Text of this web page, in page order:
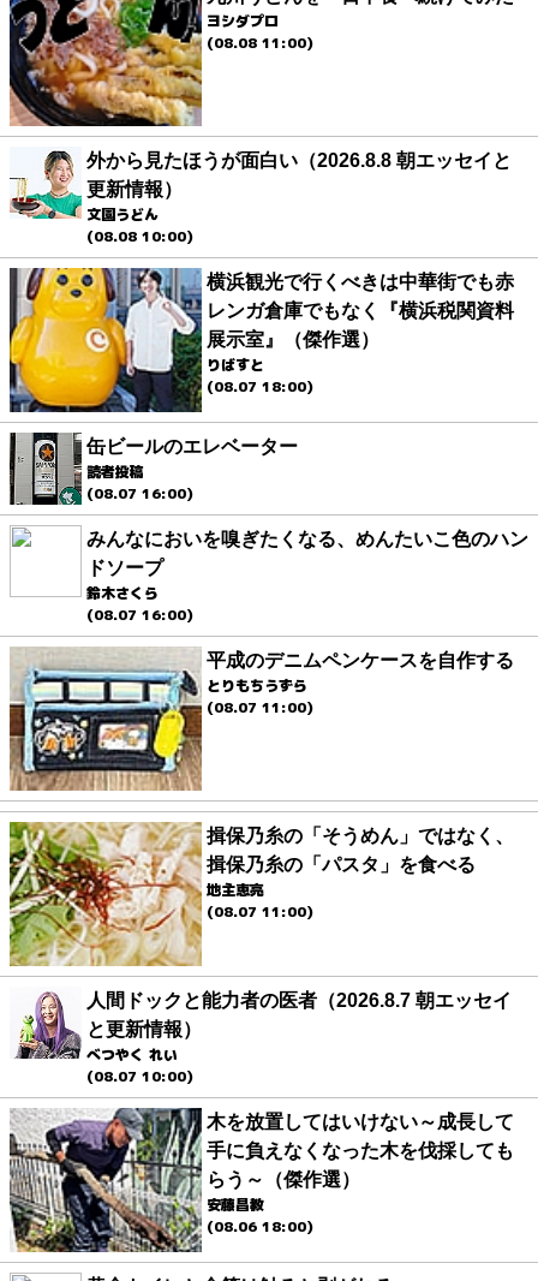
ヨシダプロ
(08.08 11:00)
外から見たほうが面白い（2026.8.8 朝エッセイと
更新情報）
文園うどん
(08.08 10:00)
横浜観光で行くべきは中華街でも赤
レンガ倉庫でもなく『横浜税関資料
展示室』（傑作選）
りばすと
(08.07 18:00)
缶ビールのエレベーター
読者投稿
(08.07 16:00)
みんなにおいを嗅ぎたくなる、めんたいこ色のハン
ドソープ
鈴木さくら
(08.07 16:00)
平成のデニムペンケースを自作する
とりもちうずら
(08.07 11:00)
揖保乃糸の「そうめん」ではなく、
揖保乃糸の「パスタ」を食べる
地主恵亮
(08.07 11:00)
人間ドックと能力者の医者（2026.8.7 朝エッセイ
と更新情報）
べつやく れい
(08.07 10:00)
木を放置してはいけない～成長して
手に負えなくなった木を伐採しても
らう～（傑作選）
安藤昌教
(08.06 18:00)